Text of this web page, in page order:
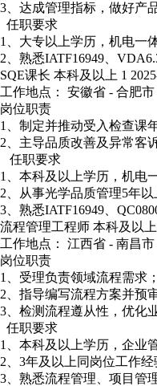
3、达成管理指标，做好产
任职要求
1、大专以上学历，机电一
2、熟悉IATF16949、
SQE课长 本科及以上 1
工作地点： 安徽省 - 合肥市
岗位职责
1、制定并推动受入检查课
2、主导品质改善及异常客
任职要求
1、本科及以上学历，机电
2、从事光学品质管理5年以
3、熟悉IATF16949、
流程管理工程师 本科及以上
工作地点： 江西省 - 南昌
岗位职责
1、受理负责领域流程需求；
2、指导编写流程方案并预
3、检测流程遵从性，优化
任职要求
1、本科及以上学历，企业
2、3年及以上同岗位工作经
3、熟悉流程管理、项目管